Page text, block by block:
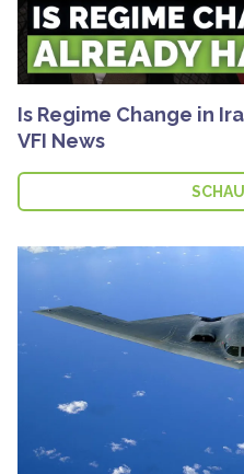
Is Regime Change in
VFI News